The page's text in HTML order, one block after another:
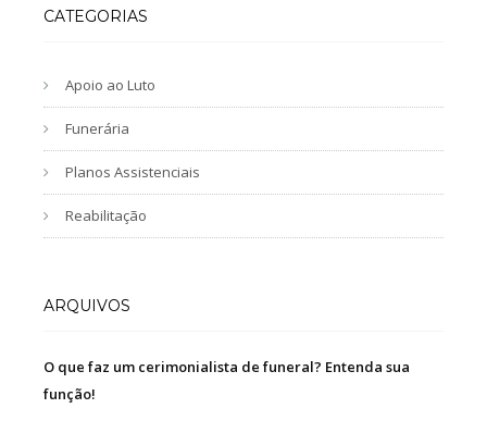
CATEGORIAS
Apoio ao Luto
Funerária
Planos Assistenciais
Reabilitação
ARQUIVOS
O que faz um cerimonialista de funeral? Entenda sua
função!